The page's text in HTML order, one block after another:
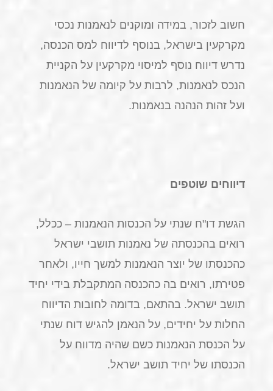
חשוב לזכור, במידה ומוקנים לנאמנות נכסי
מקרקעין בישראל, בנוסף לדיווח למס הכנסה,
נדרש דיווח נוסף למיסוי מקרקעין על הקניית
הנכס לנאמנות, לרבות על קיומה של הנאמנות
ועל זהות הנהנה בנאמנות.
דיווחים שוטפים
הגשת דו"ח שנתי על הכנסות הנאמנות – ככלל,
רואים בהכנסתה של נאמנות תושבי ישראל
כהכנסתו של יוצר הנאמנות למשך חייו, ולאחר
פטירתו, רואים בה כהכנסה המתקבלת בידי יחיד
תושב ישראל. בהתאם, בדומה לחובות הדיווח
החלות על יחידים, על הנאמן להגיש דוח שנתי
על הכנסת הנאמנות כשם שהיה מדווח על
הכנסתו של יחיד תושב ישראל.